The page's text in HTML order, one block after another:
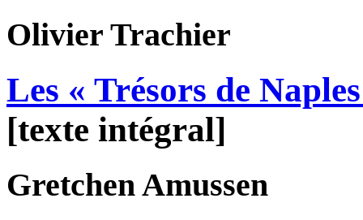
Olivier Trachier
Les « Trésors de
[texte intégral]
GretchenAmussen